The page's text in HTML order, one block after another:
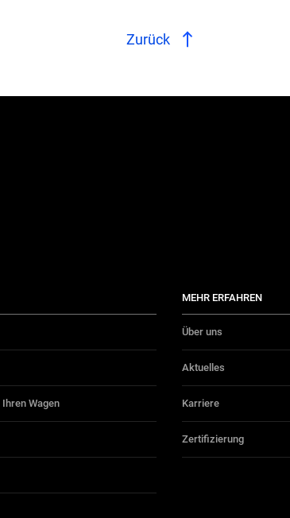
Zurück
Wagen
MEHR ERFAHREN
Über uns
Aktuelles
Karriere
Zertifizierung